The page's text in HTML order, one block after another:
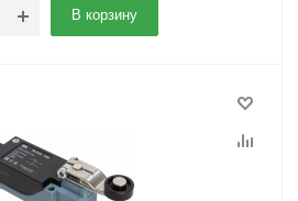
В корзину